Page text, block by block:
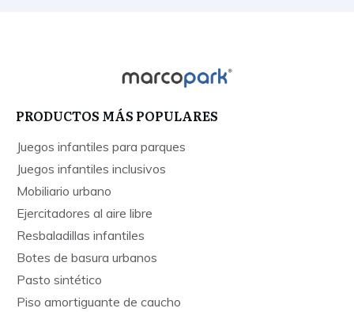
PRODUCTOS MÁS POPULARES
Juegos infantiles para parques
Juegos infantiles inclusivos
Mobiliario urbano
Ejercitadores al aire libre
Resbaladillas infantiles
Botes de basura urbanos
Pasto sintético
Piso amortiguante de caucho